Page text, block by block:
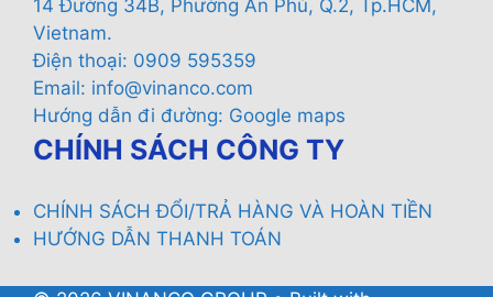
14 Đường 34B, Phường An Phú, Q.2, Tp.HCM,
Vietnam.
Điện thoại: 0909 595359
Email: info@vinanco.com
Hướng dẫn đi đường: Google maps
CHÍNH SÁCH CÔNG TY
CHÍNH SÁCH ĐỔI/TRẢ HÀNG VÀ HOÀN TIỀN
HƯỚNG DẪN THANH TOÁN